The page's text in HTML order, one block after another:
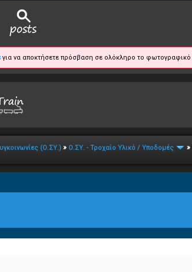
για να αποκτήσετε πρόσβαση σε ολόκληρο το
(Ο.ΣΥ.) » Ο.ΣΥ. - Τροχαίο Υλικό / Υποδομές »